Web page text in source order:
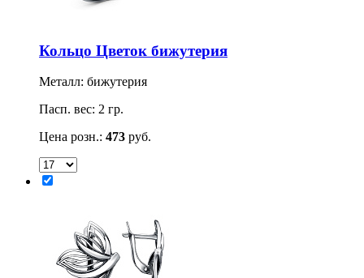
Кольцо Цветок бижутерия
Металл: бижутерия
Пасп. вес: 2 гр.
Цена розн.: 473 руб.